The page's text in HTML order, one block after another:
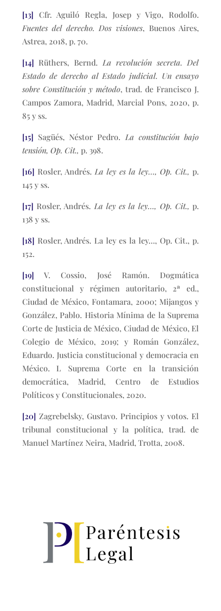
[13] Cfr. Aguiló Regla, Josep y Vigo, Rodolfo.
Fuentes del derecho. Dos visiones, Buenos Aires,
Astrea, 2018, p. 70.
[14] Rüthers, Bernd. La revolución secreta. Del
Estado de derecho al Estado judicial. Un ensayo
sobre Constitución y método, trad. de Francisco J.
Campos Zamora, Madrid, Marcial Pons, 2020, p.
85 y ss.
[15] Sagüés, Néstor Pedro. La constitución bajo
tensión, Op. Cit., p. 398.
[16] Rosler, Andrés. La ley es la ley…, Op. Cit.,p.
145 y ss.
[17] Rosler, Andrés. La ley es la ley…, Op. Cit.,p.
138 y ss.
[18] Rosler, Andrés. La ley es la ley…, Op. Cit., p.
152.
[19] V. Cossio, José Ramón. Dogmática
constitucional y régimen autoritario, 2ª ed.,
Ciudad de México, Fontamara, 2000; Mijangos y
González, Pablo. Historia Mínima de la Suprema
Corte de Justicia de México, Ciudad de México, El
Colegio de México, 2019; y Román González,
Eduardo. Justicia constitucional y democracia en
México. L Suprema Corte en la transición
democrática, Madrid, Centro de Estudios
Políticos y Constitucionales, 2020.
[20] Zagrebelsky, Gustavo. Principios y votos. El
tribunal constitucional y la política, trad. de
Manuel Martínez Neira, Madrid, Trotta, 2008.